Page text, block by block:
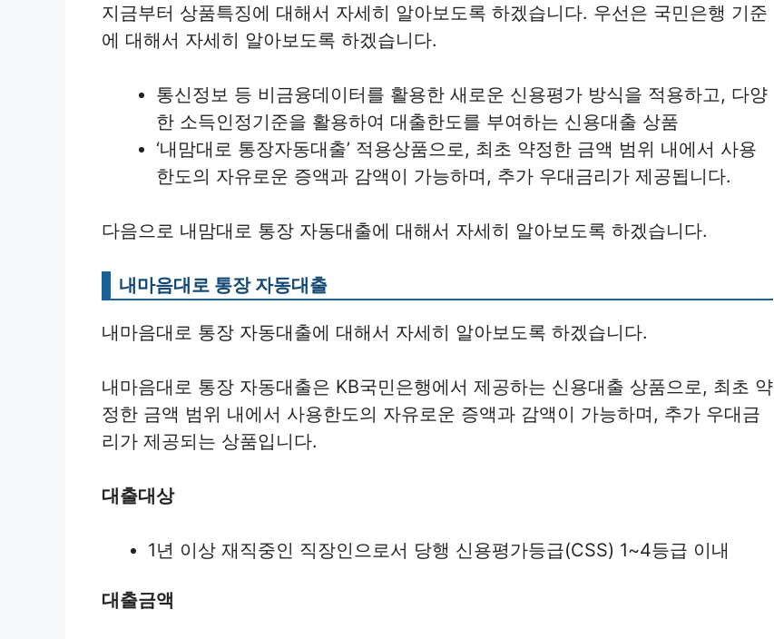
지금부터 상품특징에 대해서 자세히 알아보도록 하겠습니다. 우선은 국민은행 기준
에 대해서 자세히 알아보도록 하겠습니다.
통신정보 등 비금융데이터를 활용한 새로운 신용평가 방식을 적용하고, 다양
한 소득인정기준을 활용하여 대출한도를 부여하는 신용대출 상품
‘내맘대로 통장자동대출’ 적용상품으로, 최초 약정한 금액 범위 내에서 사용
한도의 자유로운 증액과 감액이 가능하며, 추가 우대금리가 제공됩니다.
다음으로 내맘대로 통장 자동대출에 대해서 자세히 알아보도록 하겠습니다.
내마음대로 통장 자동대출
내마음대로 통장 자동대출에 대해서 자세히 알아보도록 하겠습니다.
내마음대로 통장 자동대출은 KB국민은행에서 제공하는 신용대출 상품으로, 최초 약
정한 금액 범위 내에서 사용한도의 자유로운 증액과 감액이 가능하며, 추가 우대금
리가 제공되는 상품입니다.
대출대상
1년 이상 재직중인 직장인으로서 당행 신용평가등급(CSS) 1~4등급 이내
대출금액